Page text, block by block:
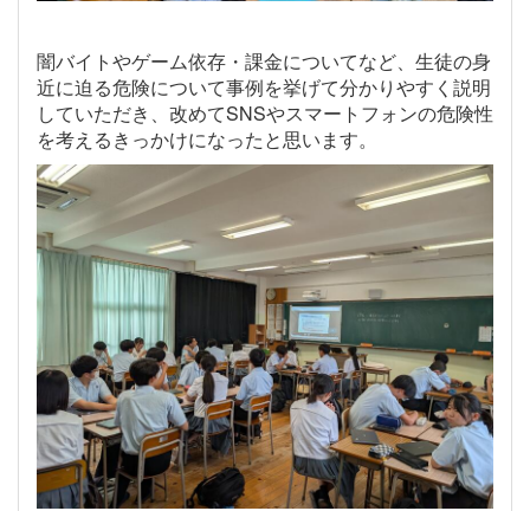
闇バイトやゲーム依存・課金についてなど、生徒の身
近に迫る危険について事例を挙げて分かりやすく説明
していただき、改めてSNSやスマートフォンの危険性
を考えるきっかけになったと思います。